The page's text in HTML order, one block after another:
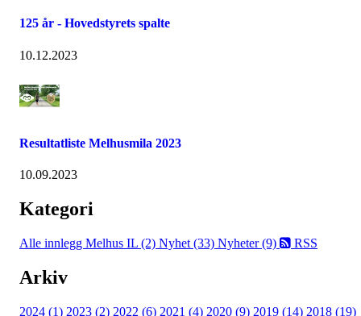
125 år - Hovedstyrets spalte
10.12.2023
Resultatliste Melhusmila 2023
10.09.2023
Kategori
Alle innlegg Melhus IL (2) Nyhet (33) Nyheter (9) RSS
Arkiv
2024 (1) 2023 (2) 2022 (6) 2021 (4) 2020 (9) 2019 (14) 2018 (19)